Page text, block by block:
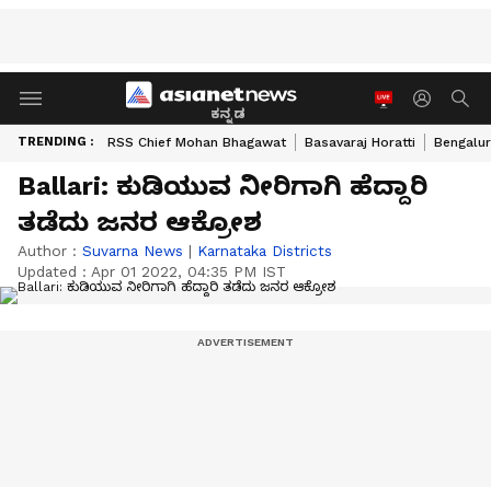
ಕನ್ನಡ
TRENDING : RSS Chief Mohan Bhagawat Basavaraj Horatti
Ballari: ಕುಡಿಯುವ ನೀರಿಗಾಗಿ ಹೆದ್ದಾರಿ
ತಡೆದು ಜನರ ಆಕ್ರೋಶ
Author : Suvarna News | Karnataka Districts
Updated : Apr 01 2022, 04:35 PM IST